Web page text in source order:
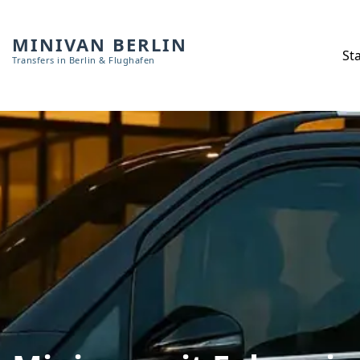
MINIVAN BERLIN
Transfers in Berlin & Flughafen